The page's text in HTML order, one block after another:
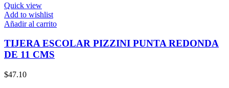
Quick view
Add to wishlist
Añadir al carrito
TIJERA ESCOLAR PIZZINI PUNTA REDONDA
DE 11 CMS
$47.10